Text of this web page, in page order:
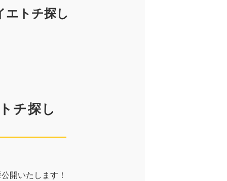
エトチ探し
チ探し
開いたします！